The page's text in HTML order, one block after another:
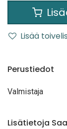
Lisää
Perustiedot
Valmistaja
Lisätietoja